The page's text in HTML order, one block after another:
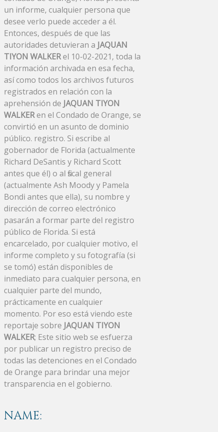
un informe, cualquier persona que
desee verlo puede acceder a él.
Entonces, después de que las
autoridades detuvieran a JAQUAN
TIYON WALKERel 10-02-2021, toda la
información archivada en esa fecha,
así como todos los archivos futuros
registrados en relación con la
aprehensión de JAQUAN TIYON
WALKERen el Condado de Orange, se
convirtió en un asunto de dominio
público. registro. Si escribe al
gobernador de Florida (actualmente
Richard DeSantis y Richard Scott
antes que él) o al fiscal general
(actualmente Ash Moody y Pamela
Bondi antes que ella), su nombre y
dirección de correo electrónico
pasarán a formar parte del registro
público de Florida. Si está
encarcelado, por cualquier motivo, el
informe completo y su fotografía (si
se tomó) están disponibles de
inmediato para cualquier persona, en
cualquier parte del mundo,
prácticamente en cualquier
momento. Por eso está viendo este
reportaje sobre JAQUAN TIYON
WALKER; Este sitio web se esfuerza
por publicar un registro preciso de
todas las detenciones en el Condado
de Orange para brindar una mejor
transparencia en el gobierno.
NAME: